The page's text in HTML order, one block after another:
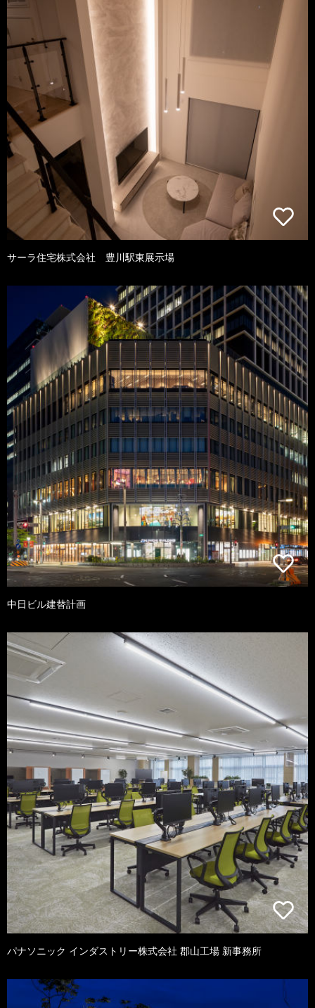
サーラ住宅株式会社 豊川駅東展示場
中日ビル建替計画
パナソニック インダストリー株式会社 郡山工場 新事務所